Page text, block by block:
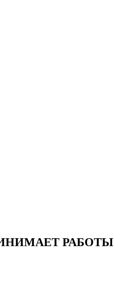
РАБОТЫ